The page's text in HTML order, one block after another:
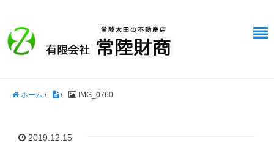
ホーム / / IMG_0760
2019.12.15